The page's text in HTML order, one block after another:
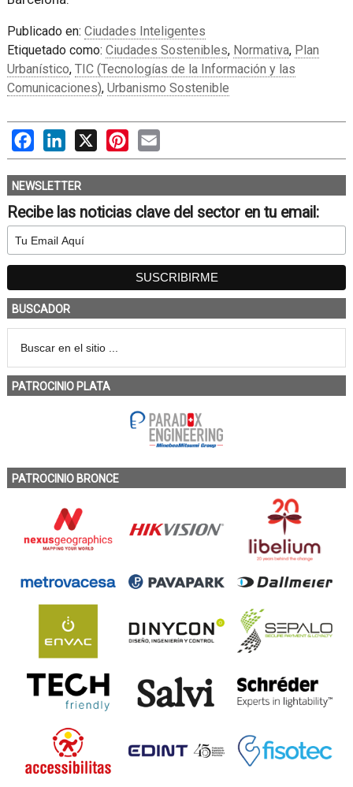
Publicado en: Ciudades Inteligentes
Etiquetado como: Ciudades Sostenibles, Normativa, Plan
Urbanístico, TIC (Tecnologías de la Información y las
Comunicaciones), Urbanismo Sostenible
FacebookLinkedIn Pinterest
NEWSLETTER
Recibe las noticias clave del sector en tu email:
BUSCADOR
PATROCINIO PLATA
PATROCINIO BRONCE